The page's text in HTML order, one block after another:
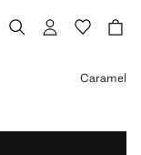
Caramel